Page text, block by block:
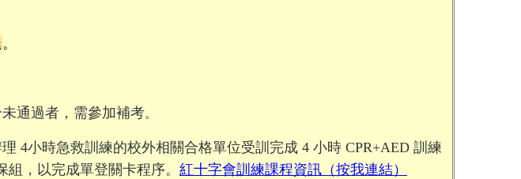
。
通過者，需參加補考。
4小時急救訓練的校外相關合格單位受訓完成 4 小時 CPR+AED 訓練
，以完成單登關卡程序。 紅十字會訓練課程資訊（按我連結）